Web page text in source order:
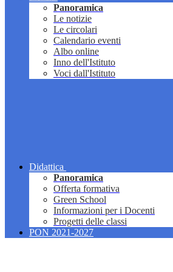
Panoramica
Le notizie
Le circolari
Calendario eventi
Albo online
Inno dell'Istituto
Voci dall'Istituto
Didattica
Panoramica
Offerta formativa
Green School
Informazioni per i Docenti
Progetti delle classi
PON 2021-2027